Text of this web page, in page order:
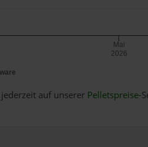
Mai
2026
auf unserer Pelletspreise-